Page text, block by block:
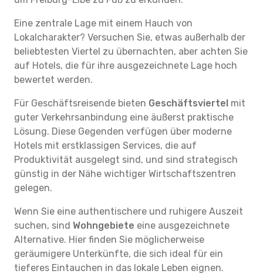
Eine zentrale Lage mit einem Hauch von
Lokalcharakter? Versuchen Sie, etwas außerhalb der
beliebtesten Viertel zu übernachten, aber achten Sie
auf Hotels, die für ihre ausgezeichnete Lage hoch
bewertet werden.
Für Geschäftsreisende bieten Geschäftsviertel mit
guter Verkehrsanbindung eine äußerst praktische
Lösung. Diese Gegenden verfügen über moderne
Hotels mit erstklassigen Services, die auf
Produktivität ausgelegt sind, und sind strategisch
günstig in der Nähe wichtiger Wirtschaftszentren
gelegen.
Wenn Sie eine authentischere und ruhigere Auszeit
suchen, sind Wohngebiete eine ausgezeichnete
Alternative. Hier finden Sie möglicherweise
geräumigere Unterkünfte, die sich ideal für ein
tieferes Eintauchen in das lokale Leben eignen.